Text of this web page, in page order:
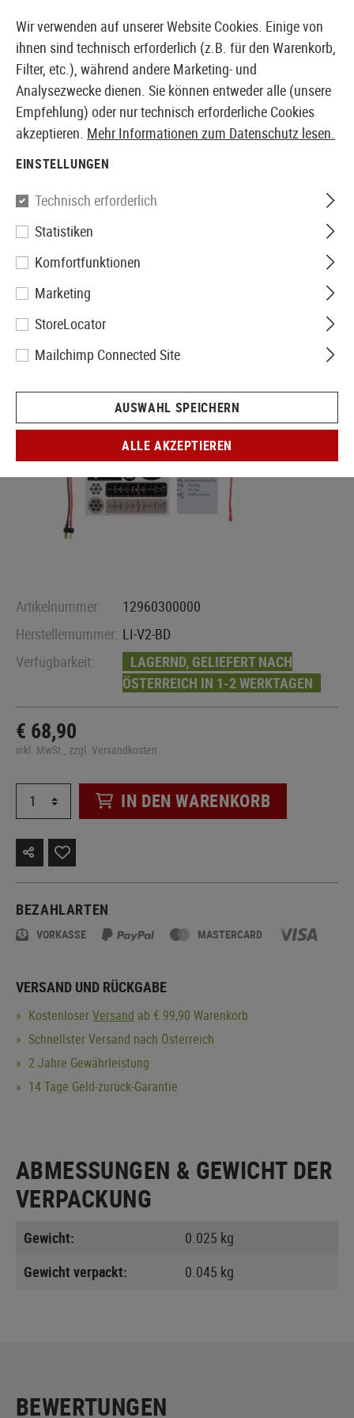
EUROPÄISCHER AIRSOFT SHOP & GROßHÄNDLER
Perun
Perun V2 Lightning Back Wired
Semi Only
Artikelnummer:
12960300000
Herstellernummer: LI-V2-BD
Verfügbarkeit:
LAGERND, GELIEFERT NACH
ÖSTERREICH IN 1-2 WERKTAGEN
€ 68,90
inkl. MwSt., zzgl. Versandkosten
IN DEN WARENKORB
BEZAHLARTEN
VORKASSE MASTERCARD
VERSAND UND RÜCKGABE
KostenloserVersand ab € 99,90 Warenkorb
Schnellster Versand nach Österreich
2 Jahre Gewährleistung
14 Tage Geld-zurück-Garantie
ABMESSUNGEN & GEWICHT DER
VERPACKUNG
Gewicht:
0.025 kg
Gewicht verpackt:
0.045 kg
BEWERTUNGEN
Wir verwenden auf unserer Website Cookies. Einige von
ihnen sind technisch erforderlich (z.B. für den Warenkorb,
Filter, etc.), während andere Marketing- und
Analysezwecke dienen. Sie können entweder alle (unsere
Empfehlung) oder nur technisch erforderliche Cookies
akzeptieren. Mehr Informationen zum Datenschutz lesen.
EINSTELLUNGEN
Technisch erforderlich
Statistiken
Komfortfunktionen
Marketing
StoreLocator
Mailchimp Connected Site
AUSWAHL SPEICHERN
ALLE AKZEPTIEREN